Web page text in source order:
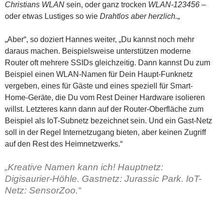
Christians WLAN sein, oder ganz trocken WLAN-123456 –
oder etwas Lustiges so wie Drahtlos aber herzlich.„
„Aber“, so doziert Hannes weiter, „Du kannst noch mehr
daraus machen. Beispielsweise unterstützen moderne
Router oft mehrere SSIDs gleichzeitig. Dann kannst Du zum
Beispiel einen WLAN-Namen für Dein Haupt-Funknetz
vergeben, eines für Gäste und eines speziell für Smart-
Home-Geräte, die Du vom Rest Deiner Hardware isolieren
willst. Letzteres kann dann auf der Router-Oberfläche zum
Beispiel als IoT-Subnetz bezeichnet sein. Und ein Gast-Netz
soll in der Regel Internetzugang bieten, aber keinen Zugriff
auf den Rest des Heimnetzwerks.“
„Kreative Namen kann ich! Hauptnetz:
Digisaurier-Höhle. Gastnetz: Jurassic Park. IoT-
Netz: SensorZoo.“